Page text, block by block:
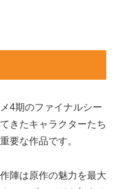
4期のファイナルシー
きたキャラクターたち
要な作品です。
陣は原作の魅力を最大